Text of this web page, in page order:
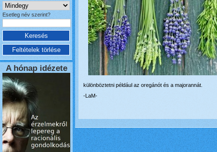
Esetleg név szerint?
A hónap idézete
különböztetni például az oregánót és a majorannát.
-LaM-